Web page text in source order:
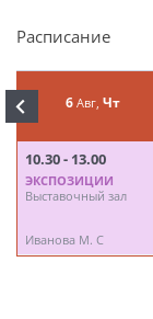
Расписание
6Авг, Чт
10.30 - 13.00
ЭКСПОЗИЦИИ
Выставочный зал
Иванова М. С